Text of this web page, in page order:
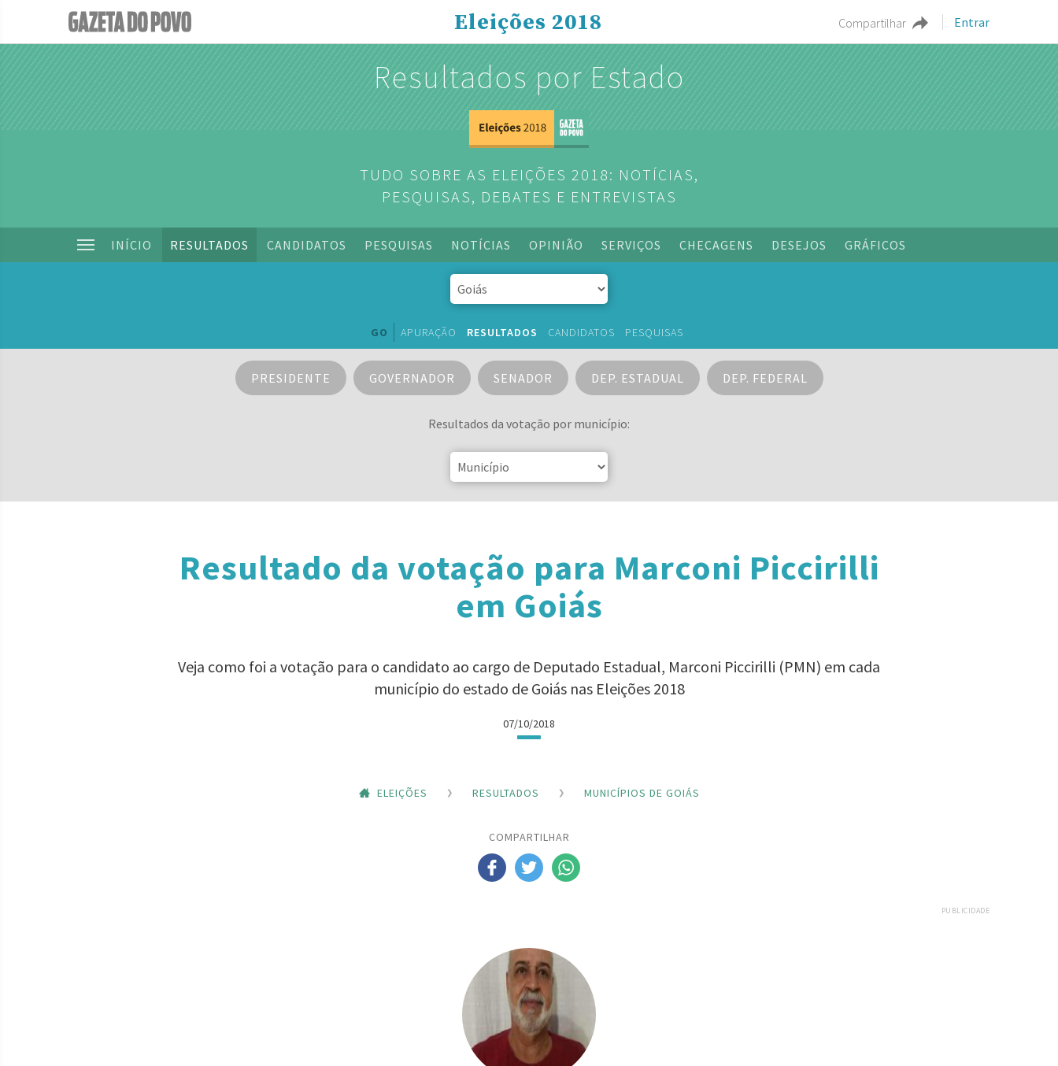
Compartilhar Entrar
Eleições 2018
Resultados por Estado
TUDO SOBRE AS ELEIÇÕES 2018: NOTÍCIAS,
PESQUISAS, DEBATES E ENTREVISTAS
INÍCIO RESULTADOS CANDIDATOS PESQUISAS NOTÍCIAS OPINIÃO SERVIÇOS CHECAGENS DESEJOS GRÁFICOS
GO APURAÇÃO RESULTADOS CANDIDATOS PESQUISAS
PRESIDENTE GOVERNADOR SENADOR DEP. ESTADUAL DEP. FEDERAL
Resultados da votação por município:
Resultado da votação para Marconi Piccirilli
em Goiás
Veja como foi a votação para o candidato ao cargo de Deputado Estadual, Marconi Piccirilli (PMN) em cada
município do estado de Goiás nas Eleições 2018
07/10/2018
ELEIÇÕES RESULTADOS MUNICÍPIOS DE GOIÁS
COMPARTILHAR
PUBLICIDADE